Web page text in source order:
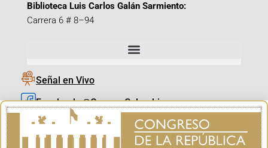
Biblioteca Luis Carlos Galán Sarmiento:
Carrera 6 # 8–94
Señal en Vivo
Facebook_@CamaraColombia
Instagram_@CamaraColombia